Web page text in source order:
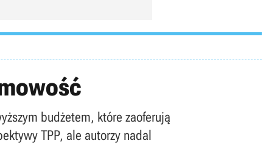
budżetem, które zaoferują
TPP, ale autorzy nadal